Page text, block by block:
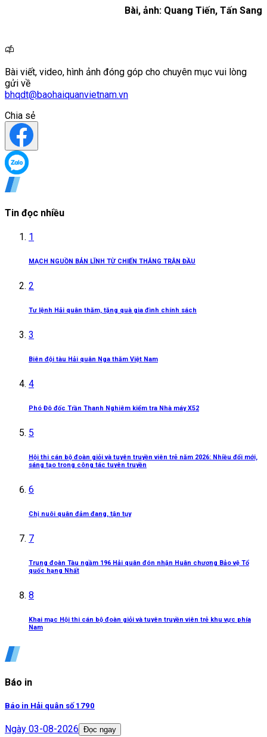
Bài, ảnh: Quang Tiến, Tấn Sang
Bài viết, video, hình ảnh đóng góp cho chuyên mục vui lòng
gửi về
bhqdt@baohaiquanvietnam.vn
Chia sẻ
Tin đọc nhiều
1
MẠCH NGUỒN BẢN LĨNH TỪ CHIẾN THẮNG TRẬN ĐẦU
2
Tư lệnh Hải quân thăm, tặng quà gia đình chính sách
3
Biên đội tàu Hải quân Nga thăm Việt Nam
4
Phó Đô đốc Trần Thanh Nghiêm kiểm tra Nhà máy X52
5
Hội thi cán bộ đoàn giỏi và tuyên truyền viên trẻ năm 2026: Nhiều đổi mới,
sáng tạo trong công tác tuyên truyền
6
Chị nuôi quân đảm đang, tận tụy
7
Trung đoàn Tàu ngầm 196 Hải quân đón nhận Huân chương Bảo vệ Tổ
quốc hạng Nhất
8
Khai mạc Hội thi cán bộ đoàn giỏi và tuyên truyền viên trẻ khu vực phía
Nam
Báo in
Báo in Hải quân số 1790
Ngày 03-08-2026 Đọc ngay